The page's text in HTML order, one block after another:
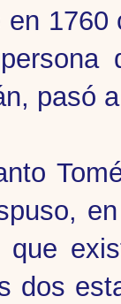
1760
pasó
que
dos